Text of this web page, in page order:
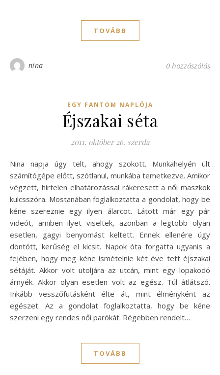
TOVÁBB
nina 0 hozzászólás
EGY FANTOM NAPLÓJA
Éjszakai séta
2011. október 26. szerda
Nina napja úgy telt, ahogy szokott. Munkahelyén ült
számítógépe előtt, szótlanul, munkába temetkezve. Amikor
végzett, hirtelen elhatározással rákeresett a női maszkok
kulcsszóra. Mostanában foglalkoztatta a gondolat, hogy be
kéne szereznie egy ilyen álarcot. Látott már egy pár
videót, amiben ilyet viseltek, azonban a legtöbb olyan
esetlen, gagyi benyomást keltett. Ennek ellenére úgy
döntött, kerűség el kicsit. Napok óta forgatta ugyanis a
fejében, hogy meg kéne ismételnie két éve tett éjszakai
sétáját. Akkor volt utoljára az utcán, mint egy lopakodó
árnyék. Akkor olyan esetlen volt az egész. Túl átlátszó.
Inkább vesszőfutásként élte át, mint élményként az
egészet. Az a gondolat foglalkoztatta, hogy be kéne
szerzeni egy rendes női parókát. Régebben rendelt…
TOVÁBB